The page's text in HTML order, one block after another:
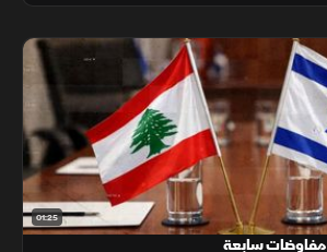
01:25
مفاوضات سابعة